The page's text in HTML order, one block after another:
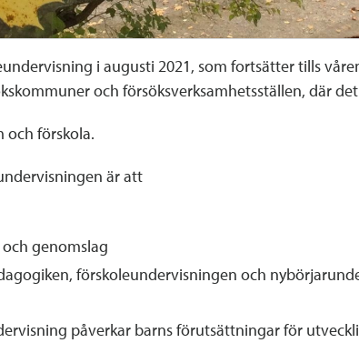
i augusti 2021, som fortsätter tills
och försöksverksamhetsställen, där
och förskola.
är att
genomslag
förskoleundervisningen och
påverkar barns förutsättningar för